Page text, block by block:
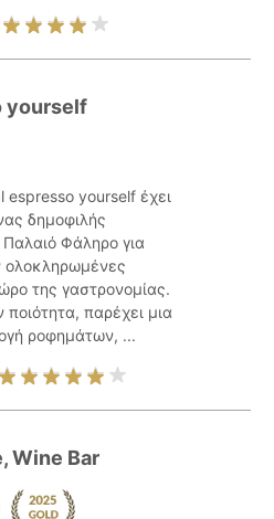
yourself
espresso yourself έχει
δημοφιλής
Φάληρο για
ολοκληρωμένες
της γαστρονομίας.
ποιότητα, παρέχει μια
ροφημάτων, ...
Wine Bar